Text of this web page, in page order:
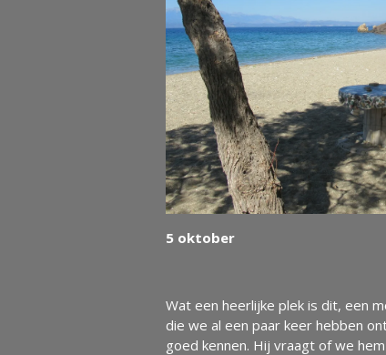
5 oktober
Wat een heerlijke plek is dit, een
die we al een paar keer hebben
goed kennen. Hij vraagt of we